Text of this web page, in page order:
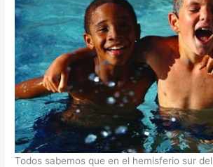
Todos sabemos que en el hemisferio sur